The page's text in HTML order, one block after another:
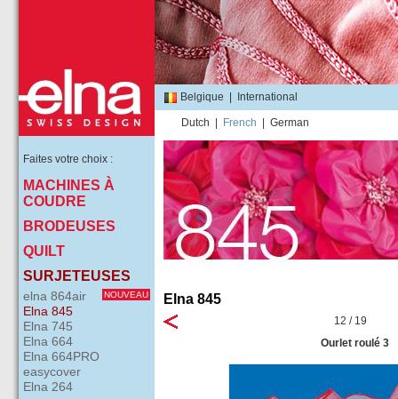
Belgique International
Dutch French German
Faites votre choix :
MACHINES À
COUDRE
BRODEUSES
QUILT
SURJETEUSES
NOUVEAU
elna 864air
Elna 845
Elna 745
Elna 664
Elna 664PRO
easycover
Elna 264
Elna 845
12 / 19
Ourlet roulé 3